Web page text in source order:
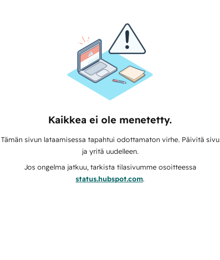
Kaikkea ei ole menetetty.
Tämän sivun lataamisessa tapahtui odottamaton virhe. Päivitä sivu
ja yritä uudelleen.
Jos ongelma jatkuu, tarkista tilasivumme osoitteessa
status.hubspot.com.